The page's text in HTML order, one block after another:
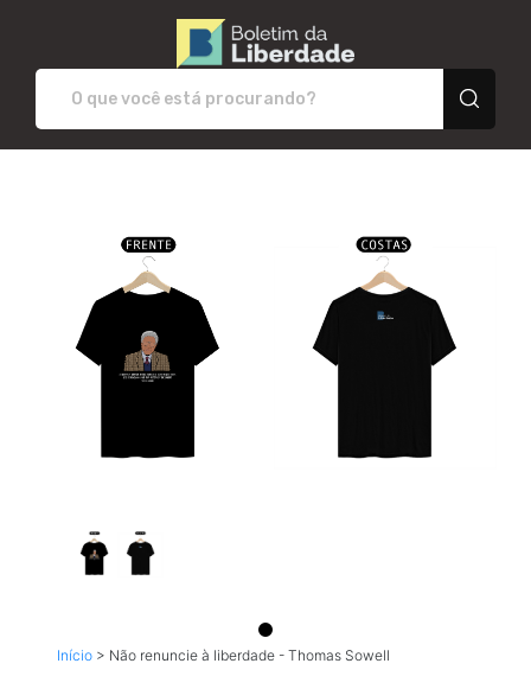
Início > Não renuncie à liberdade - Thomas Sowell